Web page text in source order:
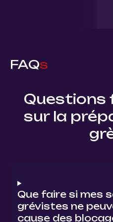
FAQs
Questions
sur la
Que faire si mes
grévistes ne
cause des